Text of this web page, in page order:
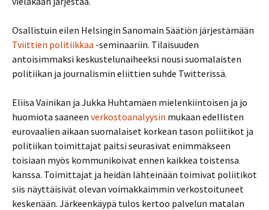
Osallistuin eilen Helsingin Sanomain Säätiön järjestämään
Tviittien politiikkaa -seminaariin. Tilaisuuden
antoisimmaksi keskustelunaiheeksi nousi suomalaisten
politiikan ja journalismin eliittien suhde Twitterissä.
Eliisa Vainikan ja Jukka Huhtamäen mielenkiintoisen ja jo
huomiota saaneen verkostoanalyysin mukaan edellisten
eurovaalien aikaan suomalaiset korkean tason poliitikot ja
politiikan toimittajat paitsi seurasivat enimmäkseen
toisiaan myös kommunikoivat ennen kaikkea toistensa
kanssa. Toimittajat ja heidän lähteinään toimivat poliitikot
siis näyttäisivät olevan voimakkaimmin verkostoituneet
keskenään. Järkeenkäypä tulos kertoo palvelun matalan